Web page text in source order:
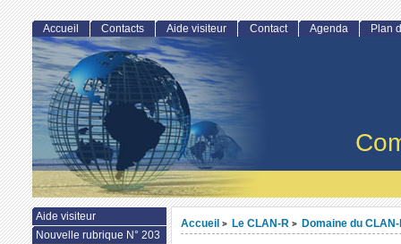
Accueil > Le CLAN-R > Domaine du CLAN-
Accueil Contacts Aide visiteur Contact Agenda Plan
Aide visiteur
Nouvelle rubrique N° 203